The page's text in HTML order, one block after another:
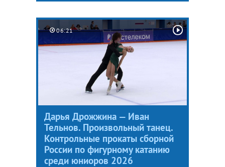
06:21
Дарья Дрожжина — Иван
Тельнов. Произвольный танец.
Контрольные прокаты сборной
России по фигурному катанию
среди юниоров 2026